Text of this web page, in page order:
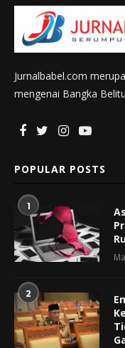
Jurnalbabel.com
mengenai Bangka
POPULAR POSTS
1
2